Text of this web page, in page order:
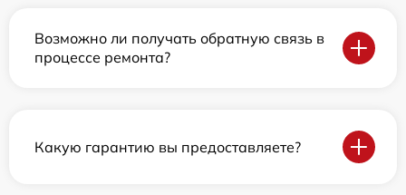
Возможно ли получать обратную связь в
процессе ремонта?
Какую гарантию вы предоставляете?